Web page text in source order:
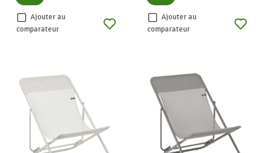
Ajouter au
comparateur
Ajouter au
comparateur